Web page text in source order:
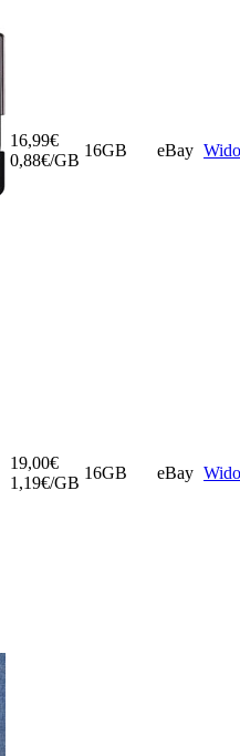
16,99€
0,88€/GB
16GB eBay
19,00€
1,19€/GB
16GB eBay